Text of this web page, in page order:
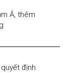
Á, thêm
định